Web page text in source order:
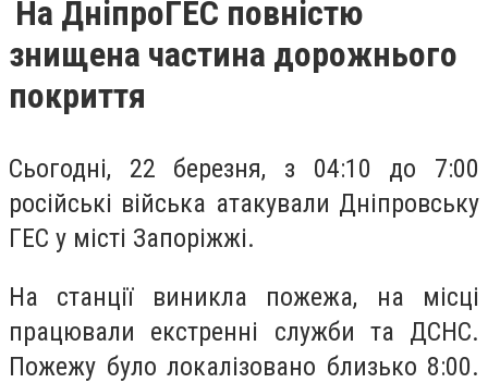
На ДніпроГЕС повністю
знищена частина дорожнього
покриття
Сьогодні, 22 березня, з 04:10 до 7:00
російські війська атакували Дніпровську
ГЕС у місті Запоріжжі.
На станції виникла пожежа, на місці
працювали екстренні служби та ДСНС.
Пожежу було локалізовано близько 8:00.